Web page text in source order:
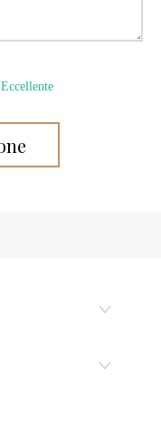
Eccellente